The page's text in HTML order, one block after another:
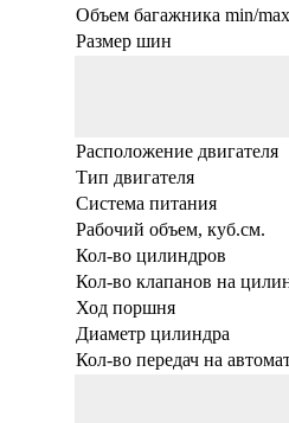
Объем багажника min/
Размер шин
Расположение двигателя
Тип двигателя
Система питания
Рабочий объем, куб.см.
Кол-во цилиндров
Кол-во клапанов на
Ход поршня
Диаметр цилиндра
Кол-во передач на